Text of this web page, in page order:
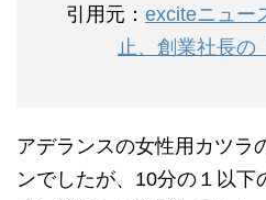
引用元： exciteニュー
止、創業社長の
アデランスの女性用カツラ
ンでしたが、10分の１以下